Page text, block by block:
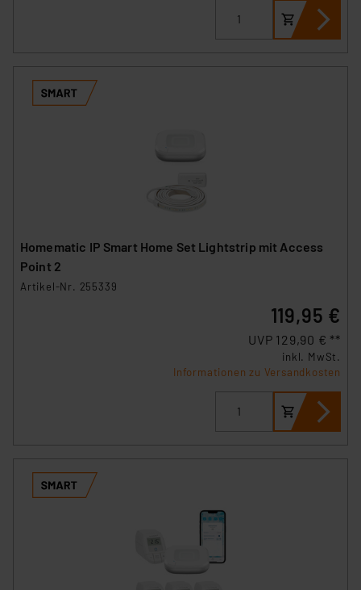
Homematic IP Smart Home Set Lightstrip mit Access
Point 2
Artikel-Nr. 255339
119,95 €
UVP 129,90 € **
inkl. MwSt.
Informationen zu Versandkosten